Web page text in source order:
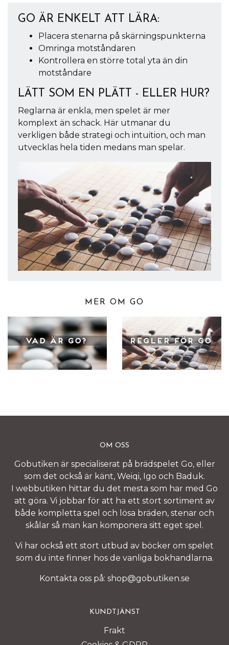
GO ÄR ENKELT ATT LÄRA:
Placera stenarna på skärningspunkterna
Omringa motståndaren
Kontrollera en större total yta än din
motståndare
LÄTT SOM EN PLÄTT - ELLER HUR?
Reglarna är enkla, men spelet är mer
komplext än schack. Här utmanar du
verkligen både strategi och intuition, och man
utvecklas hela tiden medans man spelar.
MER OM GO
OM OSS
Gobutiken är specialiserat på brädspelet Go, eller
som det också är känt, Weiqi, Igo och Baduk.
I webbutiken hittar du det mesta som har med Go
att göra. Vi jobbar för att ha ett stort sortiment av
både kompletta spel och lösa bräden, stenar och
skålar så man kan komponera sitt eget spel.
Vi har också ett stort utbud av böcker om spelet
som du inte finner hos de vanliga bokhandlarna.
Kontakta oss på: shop@gobutiken.se
KUNDTJÄNST
Frakt